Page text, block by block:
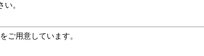
。
ご用意しています。